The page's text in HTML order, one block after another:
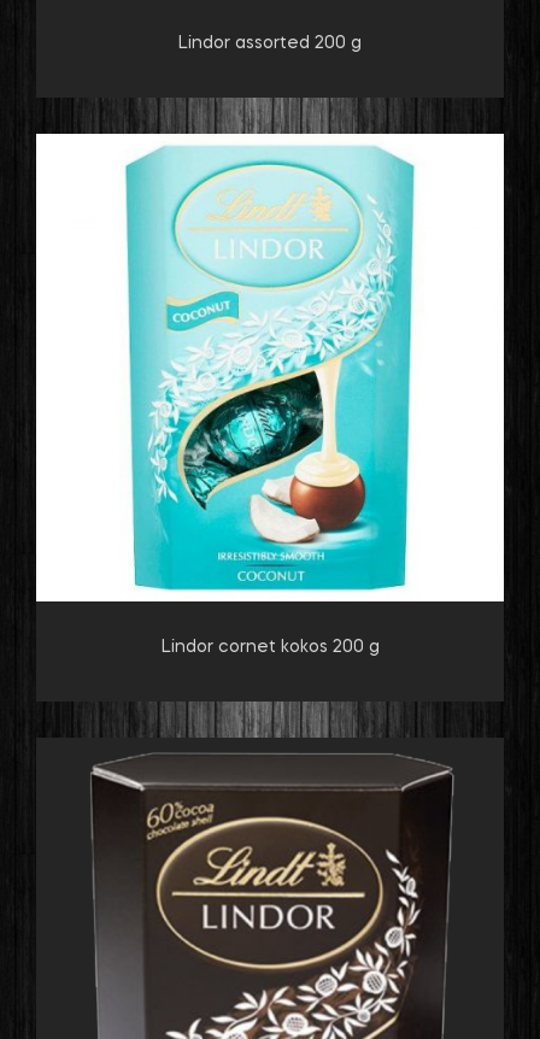
Lindor assorted 200 g
Lindor cornet kokos 200 g